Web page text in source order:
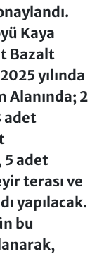
Kaya
Bazalt
yılında
Alanında; 2
adet
5 adet
terası ve
yapılacak.
bu